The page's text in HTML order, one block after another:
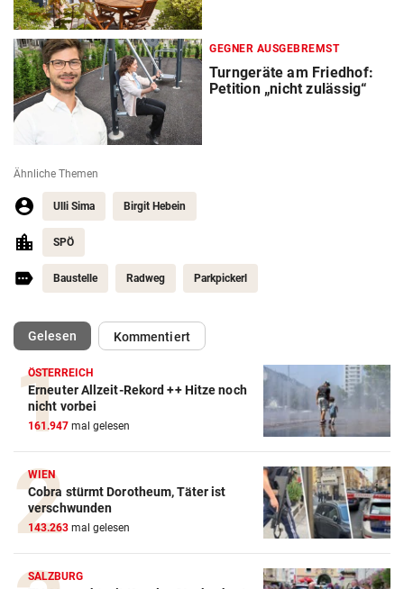
GEGNER AUSGEBREMST
Turngeräte am Friedhof:
Petition „nicht zulässig“
Ähnliche Themen
Ulli Sima Birgit Hebein
SPÖ
Baustelle Radweg Parkpickerl
Gelesen(ausgewählt)Kommentiert
ÖSTERREICH
Erneuter Allzeit-Rekord ++ Hitze noch
nicht vorbei
161.947 mal gelesen
WIEN
Cobra stürmt Dorotheum, Täter ist
verschwunden
143.263 mal gelesen
SALZBURG